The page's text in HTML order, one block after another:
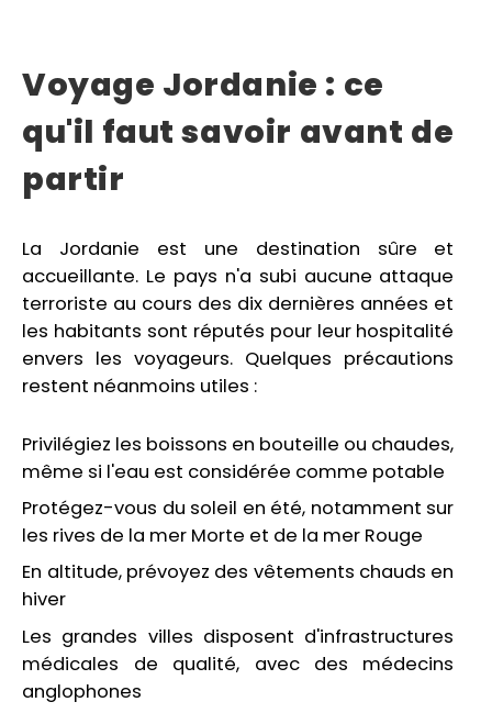
Voyage Jordanie : ce
qu'il faut savoir avant de
partir
La Jordanie est une destination sûre et
accueillante. Le pays n'a subi aucune attaque
terroriste au cours des dix dernières années et
les habitants sont réputés pour leur hospitalité
envers les voyageurs. Quelques précautions
restent néanmoins utiles :
Privilégiez les boissons en bouteille ou chaudes,
même si l'eau est considérée comme potable
Protégez-vous du soleil en été, notamment sur
les rives de la mer Morte et de la mer Rouge
En altitude, prévoyez des vêtements chauds en
hiver
Les grandes villes disposent d'infrastructures
médicales de qualité, avec des médecins
anglophones